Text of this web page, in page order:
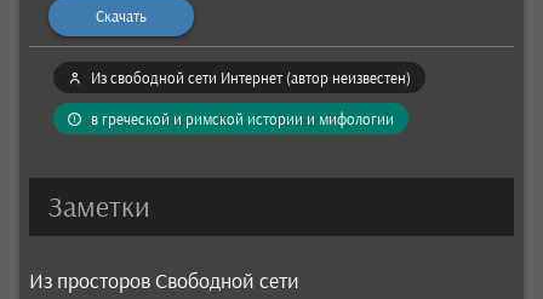
Скачать
Из свободной сети Интернет (автор неизвестен)
в греческой и римской истории и мифологии
Заметки
Из просторов Свободной сети